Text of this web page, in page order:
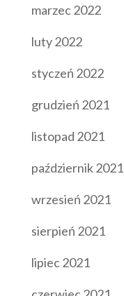
marzec 2022
luty 2022
styczeń 2022
grudzień 2021
listopad 2021
październik 2021
wrzesień 2021
sierpień 2021
lipiec 2021